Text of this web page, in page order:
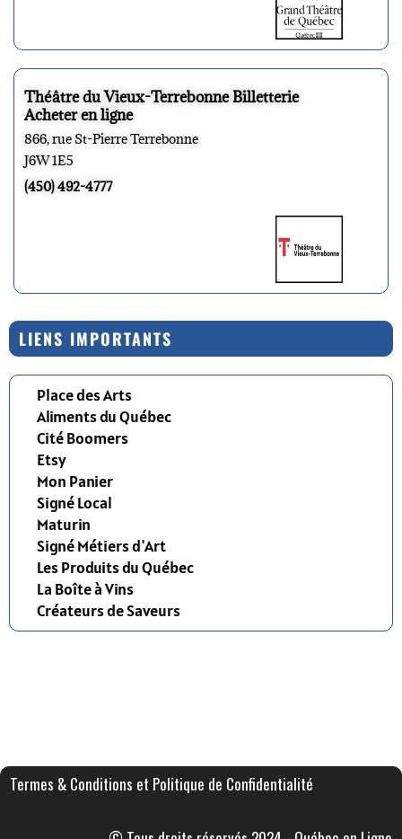
Théâtre du Vieux-Terrebonne Billetterie
Acheter en ligne
866, rue St-Pierre Terrebonne
J6W 1E5
(450) 492-4777
LIENS IMPORTANTS
Place des Arts
Aliments du Québec
Cité Boomers
Etsy
Mon Panier
Signé Local
Maturin
Signé Métiers d'Art
Les Produits du Québec
La Boîte à Vins
Créateurs de Saveurs
Termes & Conditions et Politique de Confidentialité